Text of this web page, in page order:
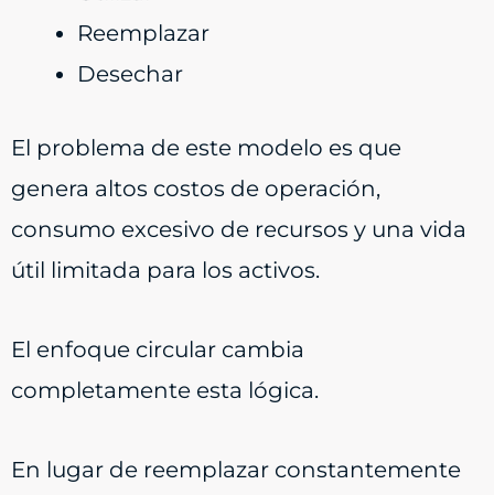
Reemplazar
Desechar
El problema de este modelo es que
genera altos costos de operación,
consumo excesivo de recursos y una vida
útil limitada para los activos.
El enfoque circular cambia
completamente esta lógica.
En lugar de reemplazar constantemente